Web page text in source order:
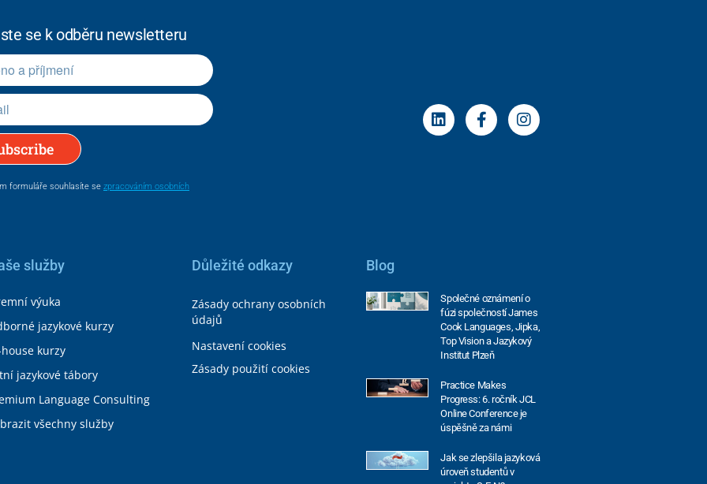
se k odběru newsletteru
formuláře souhlasíte se zpracováním osobních
služby
výuka
jazykové kurzy
kurzy
jazykové tábory
Language Consulting
všechny služby
Důležité odkazy
Zásady ochrany osobních
údajů
Nastavení cookies
Zásady použití cookies
Blog
Společné oznámení o
fúzi společností James
Cook Languages, Jipka,
Top Vision a Jazykový
Institut Plzeň
Practice Makes
Progress: 6. ročník JCL
Online Conference je
úspěšně za námi
Jak se zlepšila jazyková
úroveň studentů v